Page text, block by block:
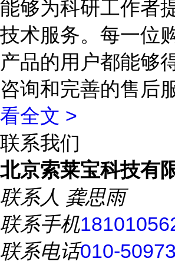
能够为科研工作者
技术服务。每一位
产品的用户都能够
咨询和完善的售后
看全文 >
联系我们
北京索莱宝科技有
联系人 龚思雨
联系手机
联系电话010-